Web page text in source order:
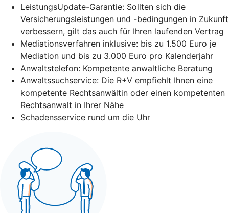
LeistungsUpdate-Garantie: Sollten sich die
Versicherungsleistungen und -bedingungen in Zukunft
verbessern, gilt das auch für Ihren laufenden Vertrag
Mediationsverfahren inklusive: bis zu 1.500 Euro je
Mediation und bis zu 3.000 Euro pro Kalenderjahr
Anwaltstelefon: Kompetente anwaltliche Beratung
Anwaltssuchservice: Die R+V empfiehlt Ihnen eine
kompetente Rechtsanwältin oder einen kompetenten
Rechtsanwalt in Ihrer Nähe
Schadensservice rund um die Uhr